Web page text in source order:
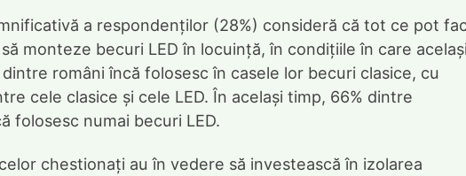
a respondenților (28%) consideră că tot ce pot
monteze becuri LED în locuință, în condițiile în care același
români încă folosesc în casele lor becuri clasice, cu
cele clasice și cele LED. În același timp, 66% dintre
folosesc numai becuri LED.
chestionați au în vedere să investească în izolarea